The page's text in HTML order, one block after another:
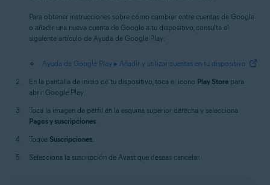
Para obtener instrucciones sobre cómo cambiar entre cuentas de Google
o añadir una nueva cuenta de Google a tu dispositivo, consulta el
siguiente artículo de Ayuda de Google Play:
Ayuda de Google Play ▸ Añadir y utilizar cuentas en tu dispositivo
En la pantalla de inicio de tu dispositivo, toca el icono Play Store para
abrir Google Play.
Toca la imagen de perfil en la esquina superior derecha y selecciona
Pagos y suscripciones.
Toque Suscripciones.
Selecciona la suscripción de Avast que deseas cancelar.